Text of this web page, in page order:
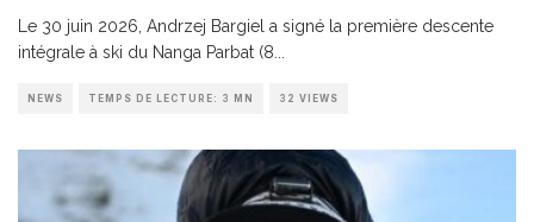
Le 30 juin 2026, Andrzej Bargiel a signé la première descente
intégrale à ski du Nanga Parbat (8
NEWS TEMPS DE LECTURE: 3 MN 32 VIEWS